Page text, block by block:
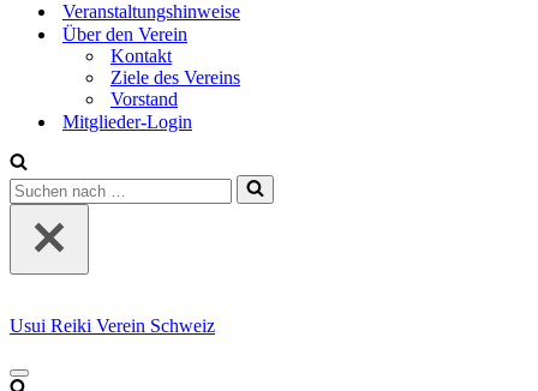
Veranstaltungshinweise
Über den Verein
Kontakt
Ziele des Vereins
Vorstand
Mitglieder-Login
Suchen
nach …
Usui Reiki Verein Schweiz
Navigationsmenü